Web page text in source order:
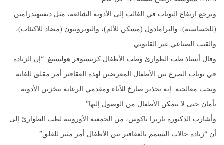
ويرجع ارتفاع النوبات في الغالب إلى الأدوية الشائعة، مثل ديفينهيدرامين
(للحساسية)، والترامادول (مسكن للألم)، والبوبروبيون (مضاد للاكتئاب)،
والقنب الصناعي غير القانوني.
وقال أستاذ طب الطوارئ وطب الأطفال كريستوفر هولستيغ: “إن الزيادة
في نوبات الصرع بين الأطفال المعرضين لهذه العقاقير أمر مقلق للغاية
ويجب معالجته. إنه تحذير صارخ للآباء ومقدمي الرعاية بتخزين الأدوية
بأمان حتى لا يتمكن الأطفال من الوصول إليها”.
وأشارت الدكتورة باربرا باكوس، من الجمعية الأوروبية لطب الطوارئ إلى
أن “زيادة حالات التسمم بالعقاقير بين الأطفال أمر مثير للقلق”.